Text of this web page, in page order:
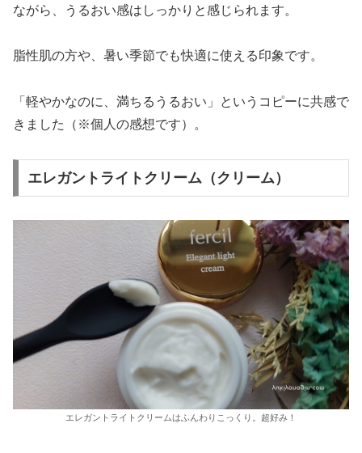
ながら、うるおい感はしっかりと感じられます。
脂性肌の方や、暑い季節でも快適に使える印象です。
「軽やかなのに、満ちるうるおい」というコピーに共感で
きました（※個人の感想です）。
エレガントライトクリーム（クリーム）
エレガントライトクリームはふんわりこっくり。超好み！